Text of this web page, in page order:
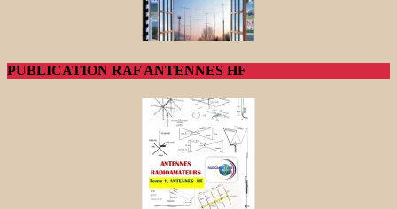
PUBLICATION RAF ANTENNES HF